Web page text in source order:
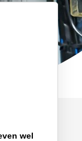
wel